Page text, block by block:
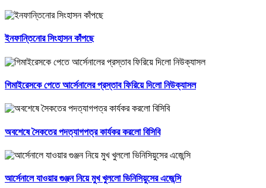
ইনফান্তিনোর সিংহাসন কাঁপছে
গিমাইরেসকে পেতে আর্সেনালের প্রস্তাব ফিরিয়ে দিলো নিউক্যাসল
অবশেষে সৈকতের পদত্যাগপত্র কার্যকর করলো বিসিবি
আর্সেনালে যাওয়ার গুঞ্জন নিয়ে মুখ খুললো ভিনিসিয়ুসের এজেন্সি